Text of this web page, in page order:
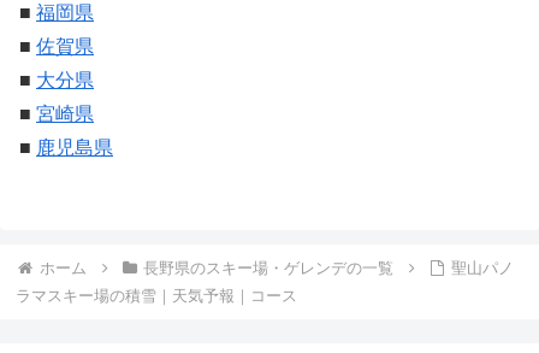
■ 福岡県
■ 佐賀県
■ 大分県
■ 宮崎県
■ 鹿児島県
ホーム 長野県のスキー場・ゲレンデの一覧
聖山パノ
ラマスキー場の積雪｜天気予報｜コース